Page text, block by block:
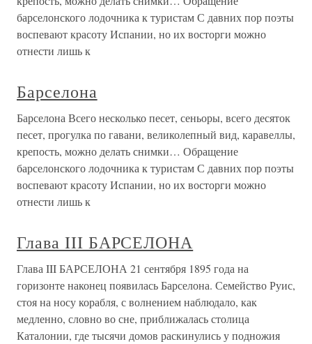
барселонского лодочника к туристам С давних пор поэты
воспевают красоту Испании, но их восторги можно
отнести лишь к
Барселона
Барселона Всего несколько песет, сеньоры, всего десяток
песет, прогулка по гавани, великолепный вид, каравеллы,
крепость, можно делать снимки… Обращение
барселонского лодочника к туристам С давних пор поэты
воспевают красоту Испании, но их восторги можно
отнести лишь к
Глава III БАРСЕЛОНА
Глава III БАРСЕЛОНА 21 сентября 1895 года на
горизонте наконец появилась Барселона. Семейство Руис,
стоя на носу корабля, с волнением наблюдало, как
медленно, словно во сне, приближалась столица
Каталонии, где тысячи домов раскинулись у подножия